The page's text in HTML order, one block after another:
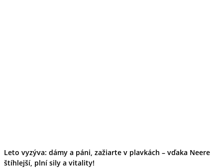
Leto vyzýva: dámy a páni, zažiarte v plavkách – vďaka Neere
štíhlejší, plní sily a vitality!